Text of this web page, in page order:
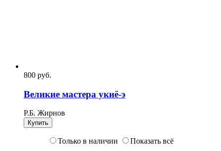
800 pуб.
Великие мастера укиё-э
Р.Б. Жирнов
Купить
Только в наличии Показать всё